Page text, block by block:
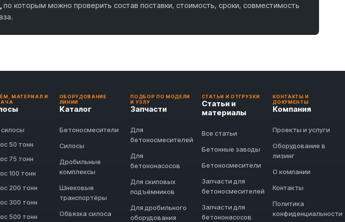
по которым можно проверить состав поставки, стоимость, сроки, совместимость
МАТЕРИАЛ И
50 тонн
75 тонн
100 тонн
200 тонн
300 тонн
500 тонн
ОБОРУДОВАНИЕ
ЛИНИИ
Каталог
Бетоносмесители
Силосы
Дробильные
комплексы
Шнековые
транспортёры
Обвязка силоса
ПОДБОР ПО МОДЕЛИ
И УЗЛУ
Запчасти
Для
бетоносмесителей
Для
бетононасосов
Для скиповых
подъёмников
Для дробильного
оборудования
СТАТЬИ И ОТГРУЗКИ
Статьи и
материалы
Все статьи
Бетонные заводы
Бетоносмесители
Запчасти для
бетоносмесителей
Запчасти для
бетононасосов
КОНТАКТЫ И
ДОКУМЕНТЫ
Компания
Проекты и услуги
Оборудование в
лизинг
О компании
Контакты
Политика
конфиденциальности